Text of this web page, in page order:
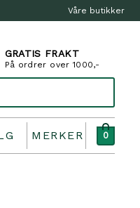
Våre butikker
GRATIS FRAKT
På ordrer over 1000,-
MERKER 0